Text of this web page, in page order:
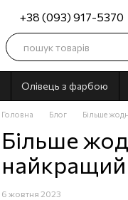
+38 (093) 917-5370
Олівець з фарбою
Головна Блог Більше
Більше
найкращий
6 жовтня 2023